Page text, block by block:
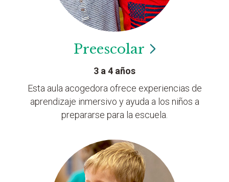
Preescolar
3 a 4 años
Esta aula acogedora ofrece experiencias de
aprendizaje inmersivo y ayuda a los niños a
prepararse para la escuela.